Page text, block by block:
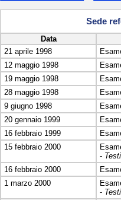
Sede
Data
21 aprile 1998
12 maggio 1998
19 maggio 1998
28 maggio 1998
9 giugno 1998
20 gennaio 1999
16 febbraio 1999
15 febbraio 2000
- Testi
16 febbraio 2000
1 marzo 2000
- Testi